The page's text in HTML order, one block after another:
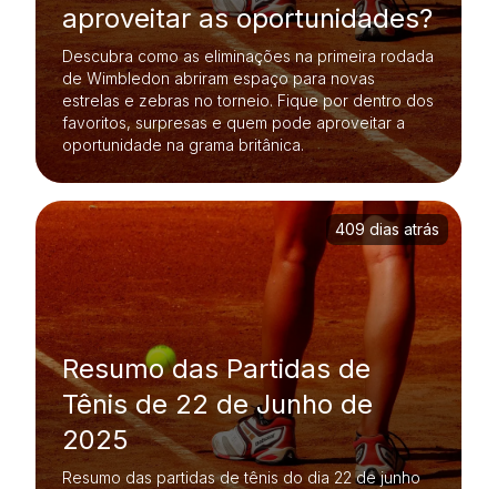
aproveitar as oportunidades?
Descubra como as eliminações na primeira rodada
de Wimbledon abriram espaço para novas
estrelas e zebras no torneio. Fique por dentro dos
favoritos, surpresas e quem pode aproveitar a
oportunidade na grama britânica.
Resumo das Partidas de
Tênis de 22 de Junho de
2025
Resumo das partidas de tênis do dia 22 de junho
409 dias atrás